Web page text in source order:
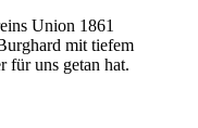
Union 1861
mit tiefem
für uns getan hat.